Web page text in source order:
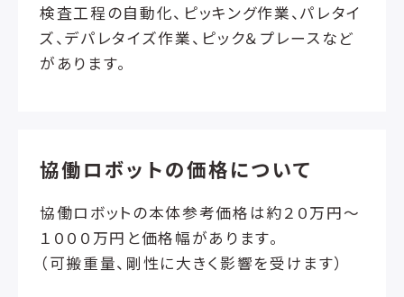
検査工程の自動化、ピッキング作業、パレタイ
ズ、デパレタイズ作業、ピック＆プレースなど
があります。
協働ロボットの価格について
協働ロボットの本体参考価格は約２０万円～
１０００万円と価格幅があります。
（可搬重量、剛性に大きく影響を受けます）